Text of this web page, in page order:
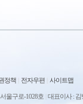
정책 전자우편 사이트맵
울구로-1028호 대표이사 : 김